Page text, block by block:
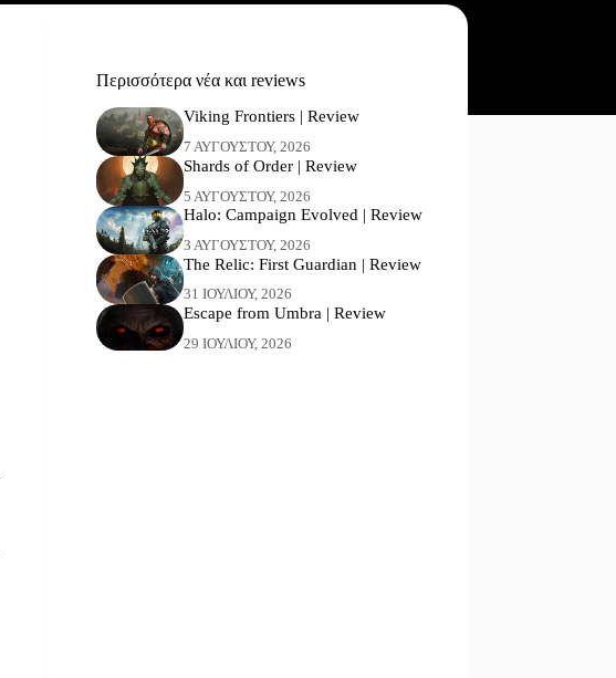
Περισσότερα νέα και reviews
Viking Frontiers | Review
7 ΑΥΓΟΎΣΤΟΥ, 2026
Shards of Order | Review
5 ΑΥΓΟΎΣΤΟΥ, 2026
Halo: Campaign Evolved | Review
3 ΑΥΓΟΎΣΤΟΥ, 2026
The Relic: First Guardian | Review
31 ΙΟΥΛΊΟΥ, 2026
Escape from Umbra | Review
29 ΙΟΥΛΊΟΥ, 2026